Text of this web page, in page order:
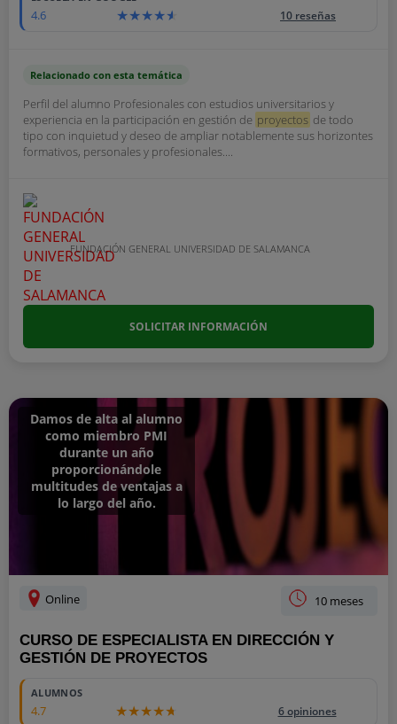
4.6 10 reseñas
Relacionado con esta temática
Perfil del alumno Profesionales con estudios universitarios y
experiencia en la participación en gestión de proyectos de todo
tipo con inquietud y deseo de ampliar notablemente sus horizontes
formativos, personales y profesionales....
FUNDACIÓN GENERAL UNIVERSIDAD DE SALAMANCA
SOLICITAR INFORMACIÓN
Damos de alta al alumno
como miembro PMI
durante un año
proporcionándole
multitudes de ventajas a
lo largo del año.
Online 10 meses
CURSO DE ESPECIALISTA EN DIRECCIÓN Y
GESTIÓN DE PROYECTOS
2400
ALUMNOS
4.7 6 opiniones